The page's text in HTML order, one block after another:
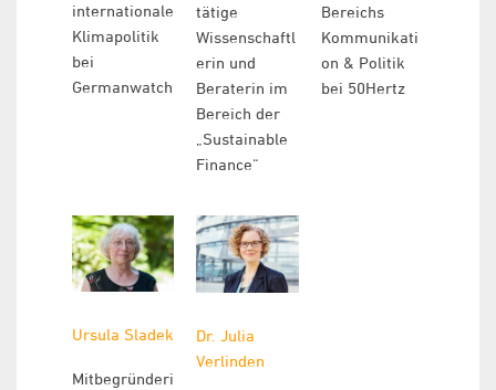
internationale
Klimapolitik
bei
Germanwatch
tätige
Wissenschaftl
erin und
Beraterin im
Bereich der
„Sustainable
Finance“
Bereichs
Kommunikati
on & Politik
bei 50Hertz
Ursula Sladek
Mitbegründeri
Dr. Julia
Verlinden